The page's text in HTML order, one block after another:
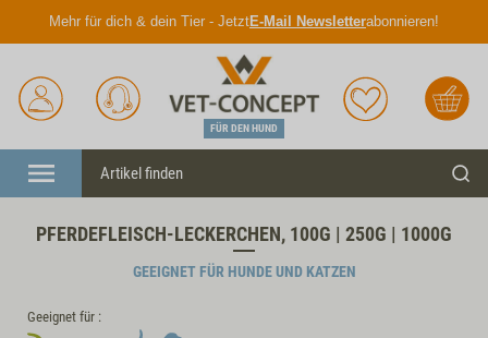
Mehr für dich & dein Tier - JetztE-Mail Newsletterabonnieren!
Anmelden
Unser
Service
FÜR DEN HUND
Merkliste Warenkorb
Menü
PFERDEFLEISCH-LECKERCHEN, 100G | 250G | 1000G
GEEIGNET FÜR HUNDE UND KATZEN
Geeignet für :